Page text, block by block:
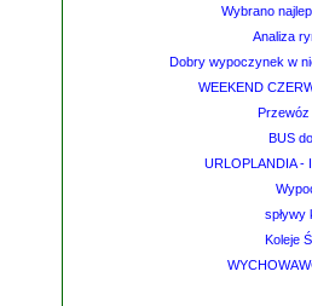
Wybrano
Analiza
Dobry wypoczynek w
WEEKEND
Przewóz
BUS
URLOPLANDIA -
spływy
Koleje